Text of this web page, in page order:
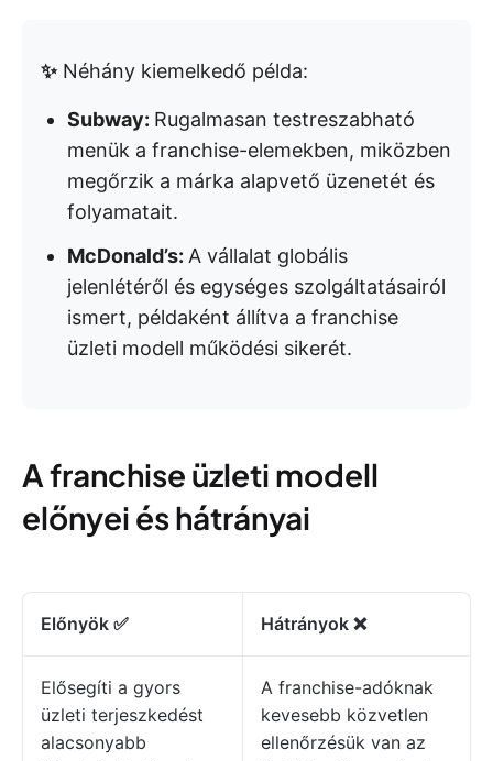
✨ Néhány kiemelkedő példa:
Subway: Rugalmasan testreszabható
menük a franchise-elemekben, miközben
megőrzik a márka alapvető üzenetét és
folyamatait.
McDonald’s: A vállalat globális
jelenlétéről és egységes szolgáltatásairól
ismert, példaként állítva a franchise
üzleti modell működési sikerét.
A franchise üzleti modell
előnyei és hátrányai
Előnyök ✅ Hátrányok ❌
Elősegíti a gyors
üzleti terjeszkedést
alacsonyabb
A franchise-adóknak
kevesebb közvetlen
ellenőrzésük van az